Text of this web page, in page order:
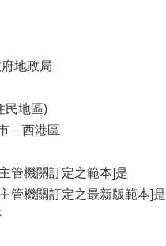
地政局
民地區)
－西港區
管機關訂定之範本]是
管機關訂定之最新版範本]是